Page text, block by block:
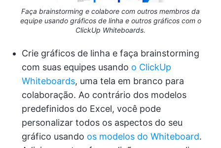
Faça brainstorming e colabore com outros membros da
equipe usando gráficos de linha e outros gráficos com o
ClickUp Whiteboards.
Crie gráficos de linha e faça brainstorming
com suas equipes usando o ClickUp
Whiteboards, uma tela em branco para
colaboração. Ao contrário dos modelos
predefinidos do Excel, você pode
personalizar todos os aspectos do seu
gráfico usando os modelos do Whiteboard.